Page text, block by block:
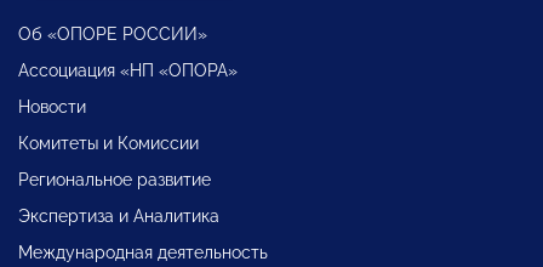
Об «ОПОРЕ РОССИИ»
Ассоциация «НП «ОПОРА»
Новости
Комитеты и Комиссии
Региональное развитие
Экспертиза и Аналитика
Международная деятельность